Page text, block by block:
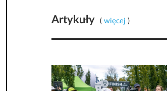
Artykuły ( więcej )